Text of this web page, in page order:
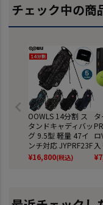
チェック中の商
OOWLS 14分割 ス
タンドキャディバッ
グ 9.5型 軽量 47イ
ンチ対応 JYPRF23F
SB 【JYPER'Sオリ
ジナル商品】
¥16,800(税込) ¥